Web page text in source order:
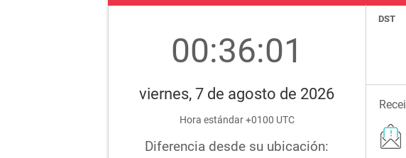
00:36:02
viernes, 7 de agosto de 2026
Hora estándar +0100 UTC
Diferencia desde su ubicación:
DST